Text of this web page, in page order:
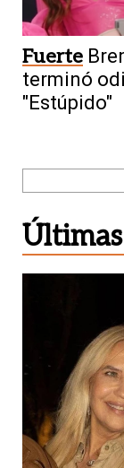
Fuerte
terminó
"Estúpido"